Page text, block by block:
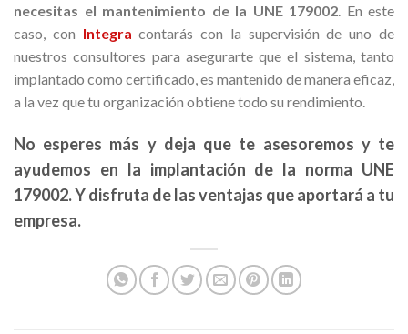
necesitas el mantenimiento de la UNE 179002 . En este
caso, con Integra contarás con la supervisión de uno de
nuestros consultores para asegurarte que el sistema, tanto
implantado como certificado, es mantenido de manera eficaz,
a la vez que tu organización obtiene todo su rendimiento.
No esperes más y deja que te asesoremos y te
ayudemos en la implantación de la norma UNE
179002. Y disfruta de las ventajas que aportará a tu
empresa.